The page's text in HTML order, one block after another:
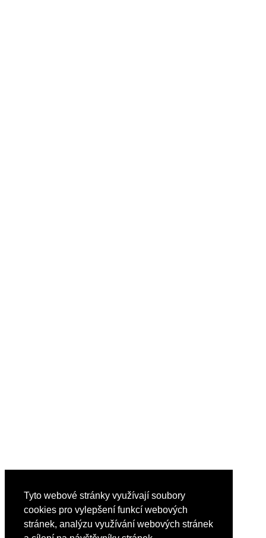
Tyto webové stránky využívají soubory
cookies pro vylepšení funkcí webových
stránek, analýzu využívání webových stránek